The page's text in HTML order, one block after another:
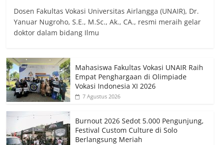
Dosen Fakultas Vokasi Universitas Airlangga (UNAIR), Dr.
Yanuar Nugroho, S.E., M.Sc., Ak., CA., resmi meraih gelar
doktor dalam bidang Ilmu
Mahasiswa Fakultas Vokasi UNAIR Raih
Empat Penghargaan di Olimpiade
Vokasi Indonesia XI 2026
7 Agustus 2026
Burnout 2026 Sedot 5.000 Pengunjung,
Festival Custom Culture di Solo
Berlangsung Meriah